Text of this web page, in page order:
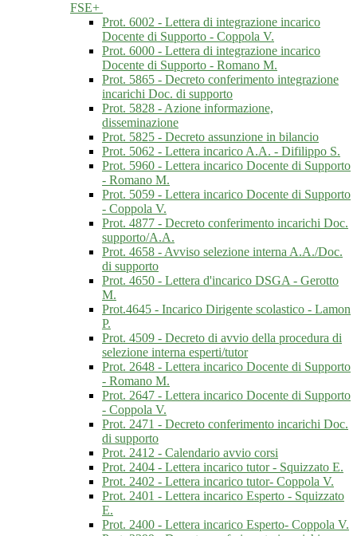
FSE+
Prot. 6002 - Lettera di integrazione incarico
Docente di Supporto - Coppola V.
Prot. 6000 - Lettera di integrazione incarico
Docente di Supporto - Romano M.
Prot. 5865 - Decreto conferimento integrazione
incarichi Doc. di supporto
Prot. 5828 - Azione informazione,
disseminazione
Prot. 5825 - Decreto assunzione in bilancio
Prot. 5062 - Lettera incarico A.A. - Difilippo S.
Prot. 5960 - Lettera incarico Docente di Supporto
- Romano M.
Prot. 5059 - Lettera incarico Docente di Supporto
- Coppola V.
Prot. 4877 - Decreto conferimento incarichi Doc.
supporto/A.A.
Prot. 4658 - Avviso selezione interna A.A./Doc.
di supporto
Prot. 4650 - Lettera d'incarico DSGA - Gerotto
M.
Prot.4645 - Incarico Dirigente scolastico - Lamon
P.
Prot. 4509 - Decreto di avvio della procedura di
selezione interna esperti/tutor
Prot. 2648 - Lettera incarico Docente di Supporto
- Romano M.
Prot. 2647 - Lettera incarico Docente di Supporto
- Coppola V.
Prot. 2471 - Decreto conferimento incarichi Doc.
di supporto
Prot. 2412 - Calendario avvio corsi
Prot. 2404 - Lettera incarico tutor - Squizzato E.
Prot. 2402 - Lettera incarico tutor- Coppola V.
Prot. 2401 - Lettera incarico Esperto - Squizzato
E.
Prot. 2400 - Lettera incarico Esperto- Coppola V.